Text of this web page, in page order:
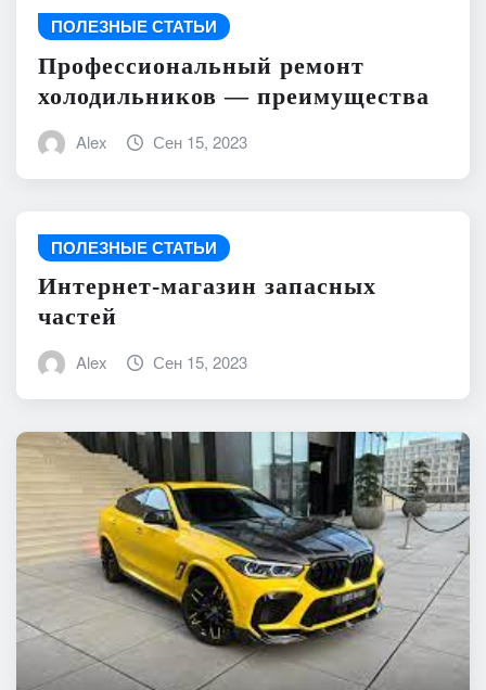
ПОЛЕЗНЫЕ СТАТЬИ
Профессиональный ремонт
холодильников — преимущества
Alex Сен 15, 2023
ПОЛЕЗНЫЕ СТАТЬИ
Интернет-магазин запасных
частей
Alex Сен 15, 2023